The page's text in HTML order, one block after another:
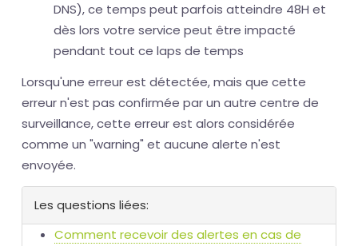
DNS), ce temps peut parfois atteindre 48H et
dès lors votre service peut être impacté
pendant tout ce laps de temps
Lorsqu'une erreur est détectée, mais que cette
erreur n'est pas confirmée par un autre centre de
surveillance, cette erreur est alors considérée
comme un "warning" et aucune alerte n'est
envoyée.
Les questions liées:
Comment recevoir des alertes en cas de